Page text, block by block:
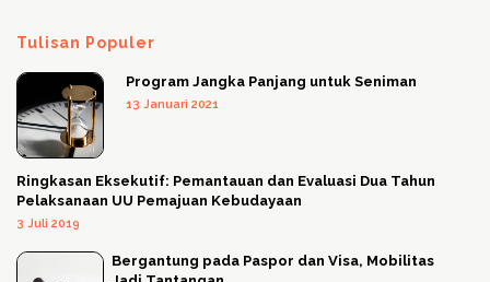
Tulisan Populer
Program Jangka Panjang untuk Seniman
13 Januari 2021
Ringkasan Eksekutif: Pemantauan dan Evaluasi Dua Tahun
Pelaksanaan UU Pemajuan Kebudayaan
3 Juli 2019
Bergantung pada Paspor dan Visa, Mobilitas